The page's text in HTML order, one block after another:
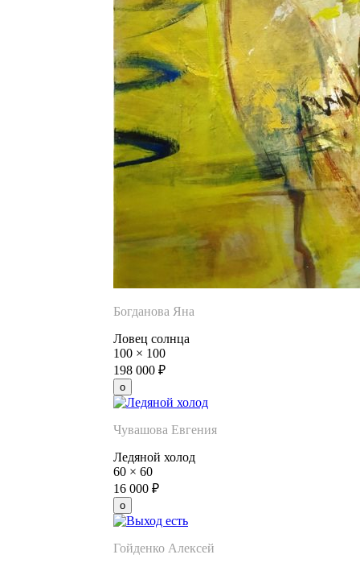
Богданова Яна
Ловец солнца
100 × 100
198 000 ₽
Чувашова Евгения
Ледяной холод
60 × 60
16 000 ₽
Гойденко Алексей